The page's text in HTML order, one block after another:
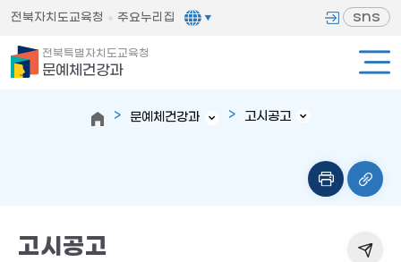
전북자치도교육청 주요누리집 sns
전북특별자치도교육청
문예체건강과
문예체건강과 고시공고
고시공고